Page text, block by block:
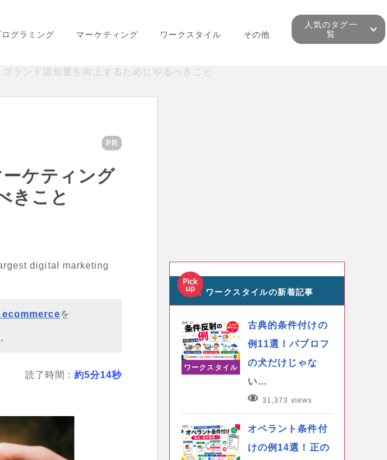
ログラミング マーケティング ワークスタイル その他
人気のタグ一
覧
ランド認知度を向上するためにやるべきこと
PR
ケティング
きこと
digital marketing
を
読了時間 : 約5分14秒
ワークスタイルの新着記事
ワークスタイル
古典的条件付けの
例11選！パブロフ
の犬だけじゃな
い…
31,373 views
オペラント条件付
けの例14選！正の